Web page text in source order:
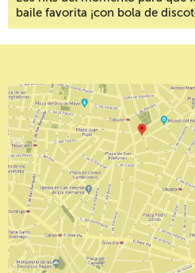
baile favorita ¡con bola de